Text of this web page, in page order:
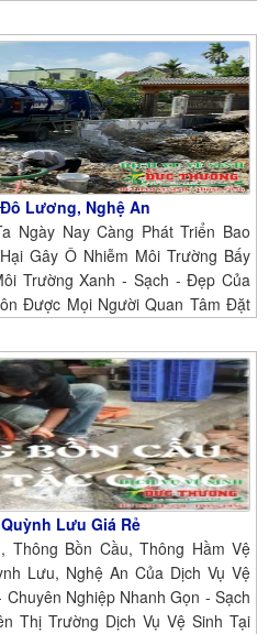
Lương, Nghệ An
Ngày Nay Càng Phát Triển Bao
Gây Ô Nhiễm Môi Trường Bấy
Trường Xanh - Sạch - Đẹp Của
Được Mọi Người Quan Tâm Đặt
Vụ Vệ Sinh Đức Thương Đã Hình
Mong Muốn Được Phục Vụ Và
Chúng Ta.
Lưu Giá Rẻ
Thông Bồn Cầu, Thông Hầm Vệ
Lưu, Nghệ An Của Dịch Vụ Vệ
Nghiệp Nhanh Gọn - Sạch
Thị Trường Dịch Vụ Vệ Sinh Tại